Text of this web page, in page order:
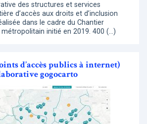
des structures et services
d’accès aux droits et d’inclusion
dans le cadre du Chantier
initié en 2019. 400 (…)
d’accès publics à internet)
gogocarto